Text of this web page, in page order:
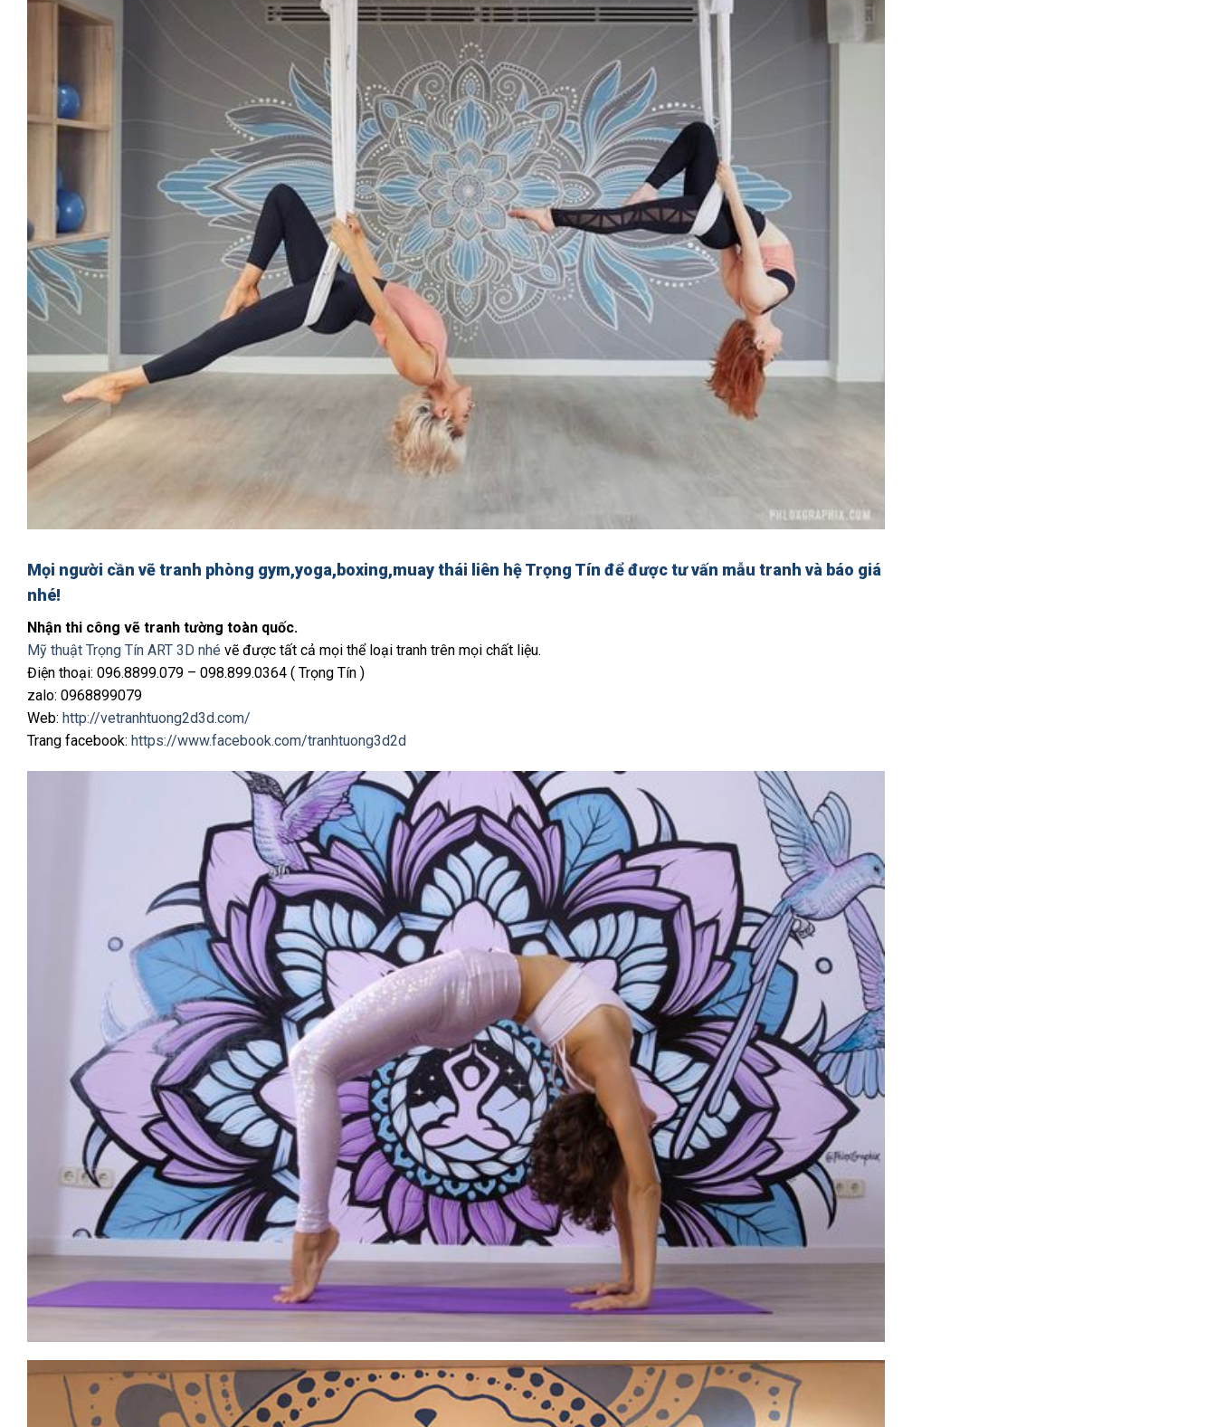
Mọi người cần vẽ tranh phòng gym,yoga,boxing,muay thái liên hệ Trọng Tín để được tư vấn mẫu tranh và báo giá
nhé!
Nhận thi công vẽ tranh tường toàn quốc.
Mỹ thuật Trọng Tín ART 3D nhé vẽ được tất cả mọi thể loại tranh trên mọi chất liệu.
Điện thoại: 096.8899.079 – 098.899.0364 ( Trọng Tín )
zalo: 0968899079
Web: http://vetranhtuong2d3d.com/
Trang facebook: https://www.facebook.com/tranhtuong3d2d